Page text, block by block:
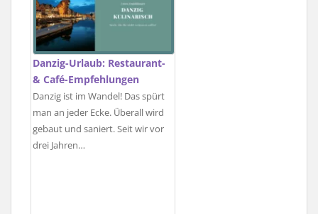
Danzig-Urlaub: Restaurant-
& Café-Empfehlungen
Danzig ist im Wandel! Das spürt
man an jeder Ecke. Überall wird
gebaut und saniert. Seit wir vor
drei Jahren…